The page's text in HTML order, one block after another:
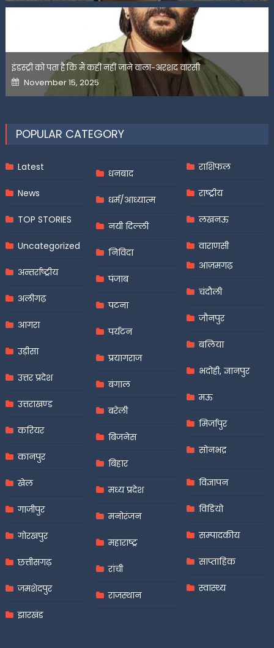
इंडस्ट्री को पता है कि मैं कहीं नहीं जाने वाला-अरशद वारसी
Posted
on
November 15, 2025
POPULAR CATEGORY
Latest
News
TOP STORIES
Uncategorized
अन्तर्राष्ट्रीय
अलीगढ़
आगरा
उड़ीसा
उत्तर प्रदेश
उत्तराखण्ड
करियर
कानपुर
खेल
गाजीपुर
गोरखपुर
छत्तीसगढ़
जमशेदपुर
झारखंड
धनबाद
धर्म/आध्यात्म
नयी दिल्ली
निविदा
पंजाब
पटना
पर्यटन
प्रयागराज
बंगाल
बरेली
बिजनेस
बिहार
मध्य प्रदेश
मनोरंजन
महाराष्ट्र
रांची
राजस्थान
राशिफल
राष्ट्रीय
लखनऊ
वाराणसी
आज़मगढ़
चंदौली
जौनपुर
बलिया
भदोही, ज्ञानपुर
मऊ
मिर्जापुर
सोनभद्र
विज्ञापन
विडियो
सम्पादकीय
साप्ताहिक
स्वास्थ्य